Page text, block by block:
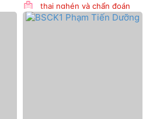
thai nghén và chẩn đoán
trước sinh